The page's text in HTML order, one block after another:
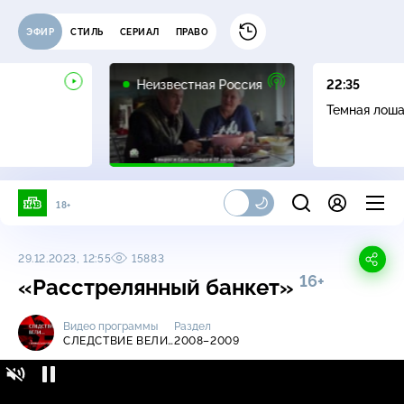
ЭФИР СТИЛЬ СЕРИАЛ ПРАВО
Неизвестная Россия
6+
22:35
Темная
18+
29.12.2023, 12:55 15883
«Расстрелянный банкет» 16+
Видео программы
СЛЕДСТВИЕ ВЕЛИ…
Раздел
2008–2009